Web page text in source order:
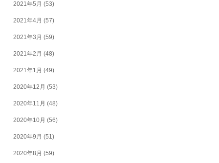
2021年5月 (53)
2021年4月 (57)
2021年3月 (59)
2021年2月 (48)
2021年1月 (49)
2020年12月 (53)
2020年11月 (48)
2020年10月 (56)
2020年9月 (51)
2020年8月 (59)